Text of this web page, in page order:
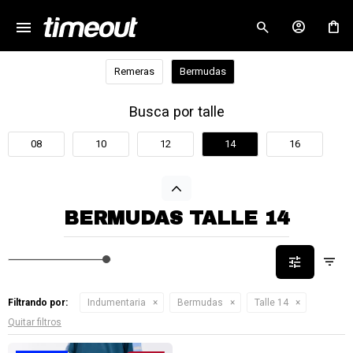
menu
Remeras Bermudas
Busca por talle
08 10 12 14 16
BERMUDAS TALLE 14
Filtrando por: Indumentaria Bermudas
Talle 14
Quitar filtros